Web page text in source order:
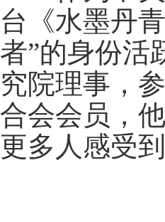
台《水墨丹
者”的身份活
究院理事，
合会会员，
更多人感受